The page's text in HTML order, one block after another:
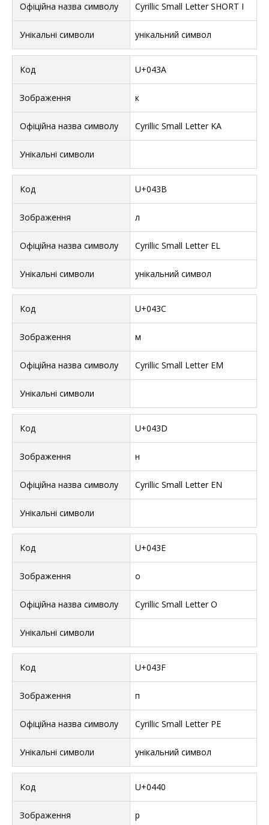
Cyrillic Small Letter SHORT I
унікальний символ
U+043A
к
Cyrillic Small Letter KA
U+043B
л
Cyrillic Small Letter EL
унікальний символ
U+043C
м
Cyrillic Small Letter EM
U+043D
н
Cyrillic Small Letter EN
U+043E
о
Cyrillic Small Letter O
U+043F
п
Cyrillic Small Letter PE
унікальний символ
U+0440
р